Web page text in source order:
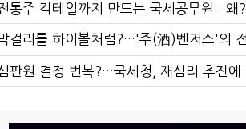
통주 칵테일까지 만드는 국세공무원…왜?